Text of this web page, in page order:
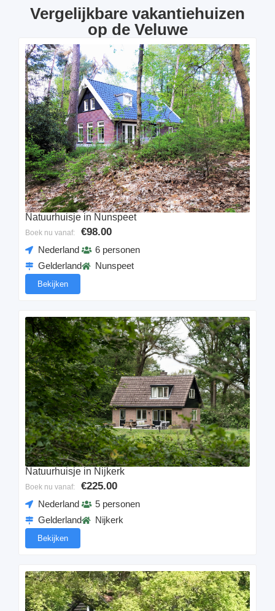
Vergelijkbare vakantiehuizen
op de Veluwe
Natuurhuisje in Nunspeet
Boek nu vanaf: €98.00
Nederland
Gelderland
6 personen
Nunspeet
Bekijken
Natuurhuisje in Nijkerk
Boek nu vanaf: €225.00
Nederland
Gelderland
5 personen
Nijkerk
Bekijken